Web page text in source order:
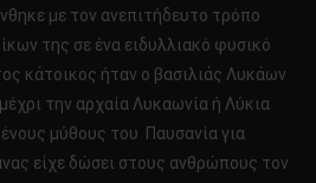
με τον ανεπιτήδευτο τρόπο
της σε ένα ειδυλλιακό φυσικό
κάτοικος ήταν ο βασιλιάς Λυκάων
την αρχαία Λυκαωνία ή Λύκια
μύθους του Παυσανία για
είχε δώσει στους ανθρώπους τον